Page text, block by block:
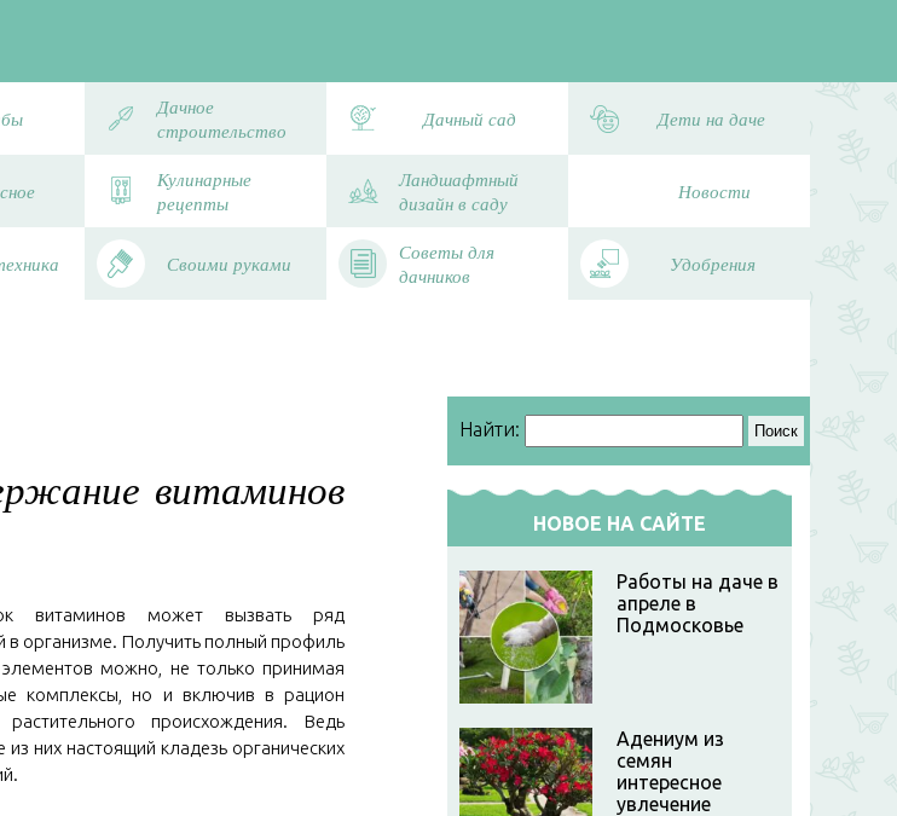
Дачное
строительство
Дачный сад Дети на даче
Кулинарные
рецепты
Ландшафтный
дизайн в саду
Новости
Своими руками
Советы для
дачников
Удобрения
витаминов
витаминов может вызвать ряд
в организме. Получить полный профиль
можно, не только принимая
комплексы, но и включив в рацион
растительного происхождения. Ведь
из них настоящий кладезь органических
Найти:
НОВОЕ НА САЙТЕ
Работы на даче в
апреле в
Подмосковье
Адениум из
семян
интересное
увлечение